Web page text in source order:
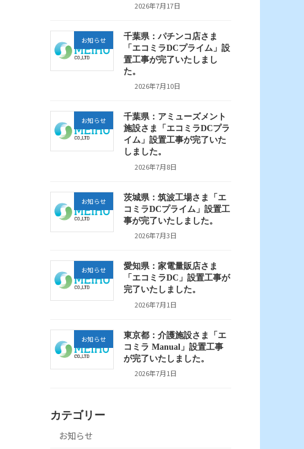
2026年7月17日
お知らせ
千葉県：パチンコ店さま
「エコミラDCプライム」設
置工事が完了いたしまし
た。
2026年7月10日
お知らせ
千葉県：アミューズメント
施設さま「エコミラDCプラ
イム」設置工事が完了いた
しました。
2026年7月8日
お知らせ
茨城県：筑波工場さま「エ
コミラDCプライム」設置工
事が完了いたしました。
2026年7月3日
お知らせ
愛知県：家電量販店さま
「エコミラDC」設置工事が
完了いたしました。
2026年7月1日
お知らせ
東京都：介護施設さま「エ
コミラ Manual」設置工事
が完了いたしました。
2026年7月1日
カテゴリー
お知らせ